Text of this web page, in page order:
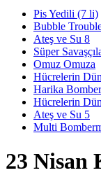
Pis Yedili (7 li)
Bubble
Ateş ve Su 8
Süper
Omuz Omuza
Hücrelerin
Harika
Hücrelerin
Ateş ve Su 5
Multi
23 Nisan